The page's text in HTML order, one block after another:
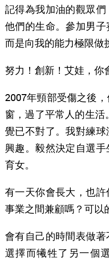
記得為我加油的觀眾
他們的生命。參加男子
而是向我的能力極限做
努力！創新！艾娃，你
2007年頸部受傷之後
窗，過了平常人的生
覺已不對了。我對練
興趣。毅然決定自選
育女。
有一天你會長大，也
事業之間兼顧嗎？可以
會有自己的時間表做
選擇而犧牲了另一個